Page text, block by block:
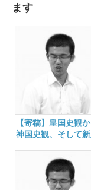
ます
【寄稿】皇国史観
神国史観、そして